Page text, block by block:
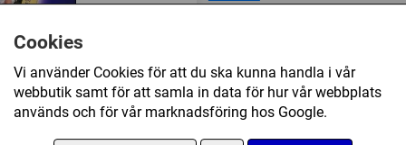
Cookies
Vi använder Cookies för att du ska kunna handla i vår
webbutik samt för att samla in data för hur vår webbplats
används och för vår marknadsföring hos Google.
2 - 6 45 - 90 (min)